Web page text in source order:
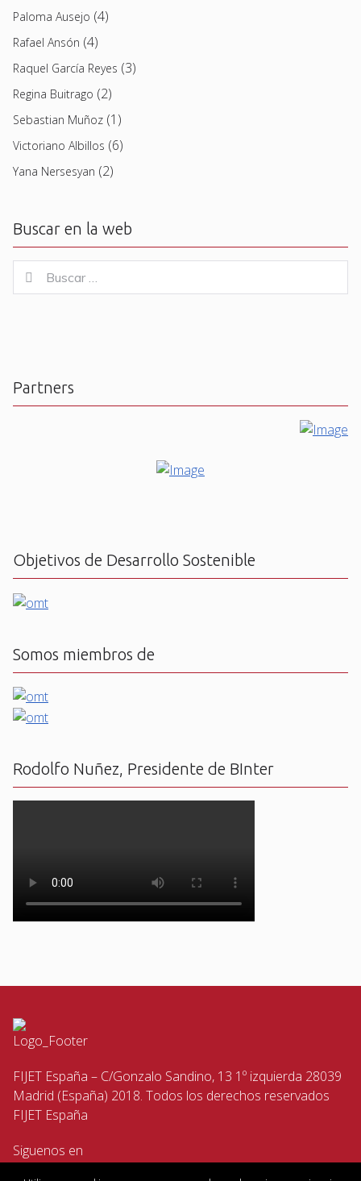
Paloma Ausejo (4)
Rafael Ansón (4)
Raquel García Reyes (3)
Regina Buitrago (2)
Sebastian Muñoz (1)
Victoriano Albillos (6)
Yana Nersesyan (2)
Buscar en la web
for:
Buscar
Partners
Objetivos de Desarrollo Sostenible
Somos miembros de
Rodolfo Nuñez, Presidente de BInter
FIJET España – C/Gonzalo Sandino, 13 1º izquierda 28039
Madrid (España) 2018. Todos los derechos reservados
FIJET España
Siguenos en